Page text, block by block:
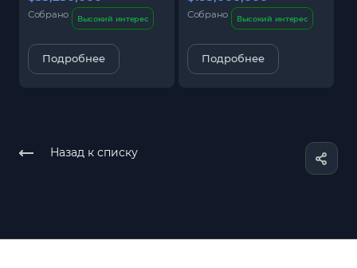
Собрано Высокий интерес
Подробнее
Собрано Высокий интерес
Подробнее
Назад к списку